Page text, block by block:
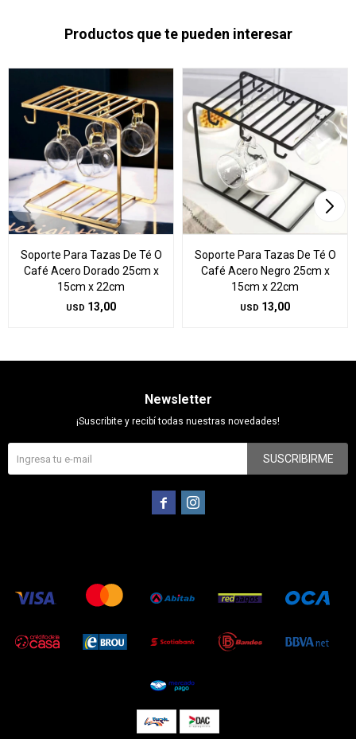
Productos que te pueden interesar
Soporte Para Tazas De Té O
Café Acero Dorado 25cm x
15cm x 22cm
USD 13,00
Soporte Para Tazas De Té O
Café Acero Negro 25cm x
15cm x 22cm
USD 13,00
Newsletter
¡Suscribite y recibí todas nuestras novedades!
SUSCRIBIRME
 